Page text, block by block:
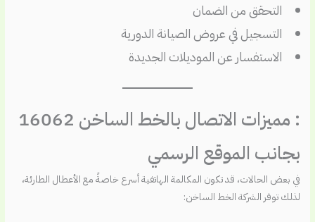
التحقق من الضمان
التسجيل في عروض الصيانة الدورية
الاستفسار عن الموديلات الجديدة
: مميزات الاتصال بالخط الساخن 16062
بجانب الموقع الرسمي
في بعض الحالات، قد تكون المكالمة الهاتفية أسرع خاصةً مع الأعطال الطارئة،
لذلك توفر الشركة الخط الساخن: